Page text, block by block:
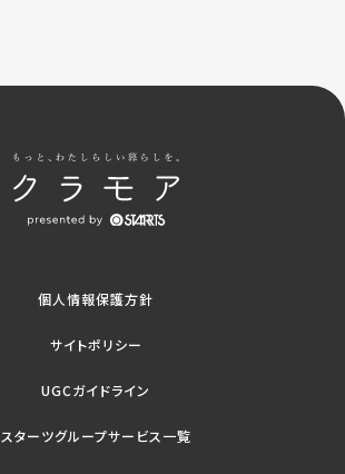
個人情報保護方針
サイトポリシー
UGCガイドライン
スターツグループサービス一覧